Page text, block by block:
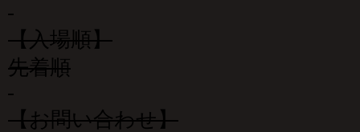
【入場順】
先着順
【お問い合わせ】